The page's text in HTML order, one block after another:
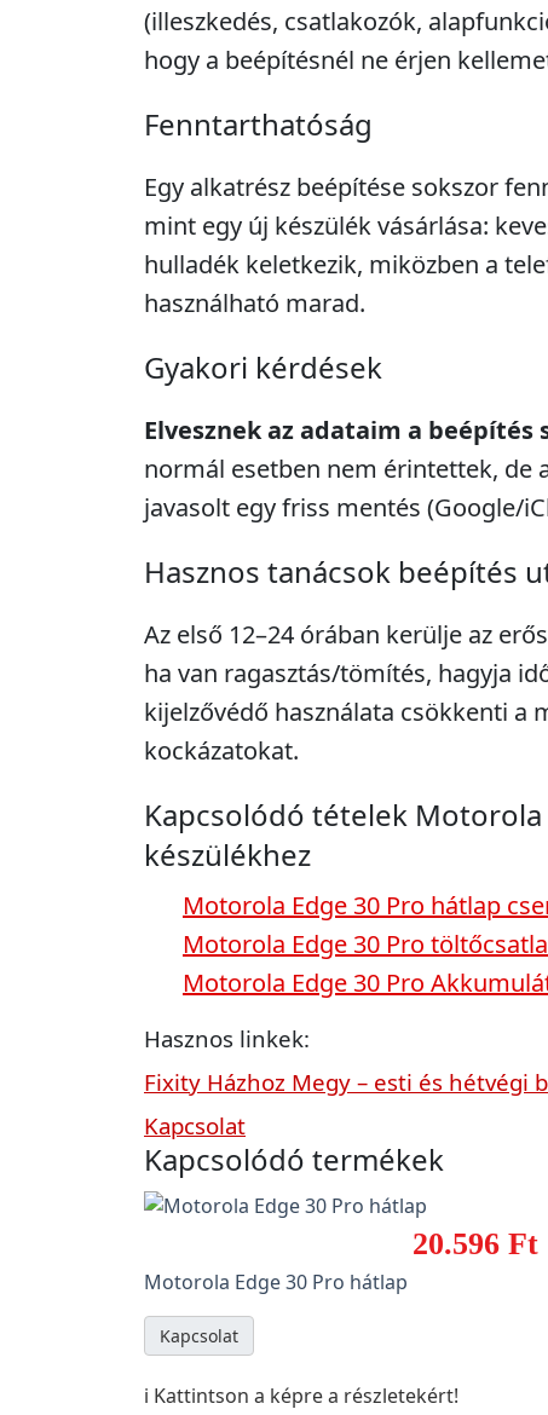
(illeszkedés, csatlakozók,
hogy a beépítésnél ne érjen
Fenntarthatóság
Egy alkatrész beépítése sokszor
mint egy új készülék vásárlása:
hulladék keletkezik, miközben a
használható marad.
Gyakori kérdések
Elvesznek az adataim a beépítés
normál esetben nem érintettek, de
javasolt egy friss mentés (Google/
Hasznos tanácsok beépítés
Az első 12–24 órában kerülje az
ha van ragasztás/tömítés, hagyja
kijelzővédő használata csökkenti a
kockázatokat.
Kapcsolódó tételek Motorola
készülékhez
Motorola Edge 30 Pro hátlap
Motorola Edge 30 Pro
Motorola Edge 30 Pro
Hasznos linkek:
Fixity Házhoz Megy – esti és hétvégi
Kapcsolat
Kapcsolódó termékek
20.596 Ft
Motorola Edge 30 Pro hátlap
Kapcsolat
ℹ️ Kattintson a képre a részletekért!